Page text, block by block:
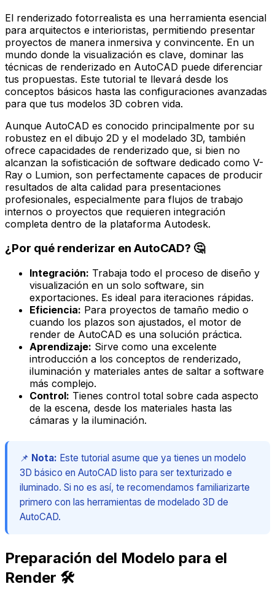
El renderizado fotorrealista es una herramienta esencial
para arquitectos e interioristas, permitiendo presentar
proyectos de manera inmersiva y convincente. En un
mundo donde la visualización es clave, dominar las
técnicas de renderizado en AutoCAD puede diferenciar
tus propuestas. Este tutorial te llevará desde los
conceptos básicos hasta las configuraciones avanzadas
para que tus modelos 3D cobren vida.
Aunque AutoCAD es conocido principalmente por su
robustez en el dibujo 2D y el modelado 3D, también
ofrece capacidades de renderizado que, si bien no
alcanzan la sofisticación de software dedicado como V-
Ray o Lumion, son perfectamente capaces de producir
resultados de alta calidad para presentaciones
profesionales, especialmente para flujos de trabajo
internos o proyectos que requieren integración
completa dentro de la plataforma Autodesk.
¿Por qué renderizar en AutoCAD? 🤔
Integración: Trabaja todo el proceso de diseño y
visualización en un solo software, sin
exportaciones. Es ideal para iteraciones rápidas.
Eficiencia: Para proyectos de tamaño medio o
cuando los plazos son ajustados, el motor de
render de AutoCAD es una solución práctica.
Aprendizaje: Sirve como una excelente
introducción a los conceptos de renderizado,
iluminación y materiales antes de saltar a software
más complejo.
Control: Tienes control total sobre cada aspecto
de la escena, desde los materiales hasta las
cámaras y la iluminación.
📌 Nota: Este tutorial asume que ya tienes un modelo
3D básico en AutoCAD listo para ser texturizado e
iluminado. Si no es así, te recomendamos familiarizarte
primero con las herramientas de modelado 3D de
AutoCAD.
Preparación del Modelo para el
Render 🛠️